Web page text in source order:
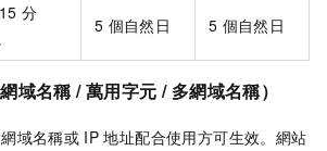
分
5 個自然日 5 個自然日
域名稱 / 萬用字元 / 多網域名稱）
域名稱或 IP 地址配合使用方可生效。網站